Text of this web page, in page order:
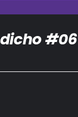
#06